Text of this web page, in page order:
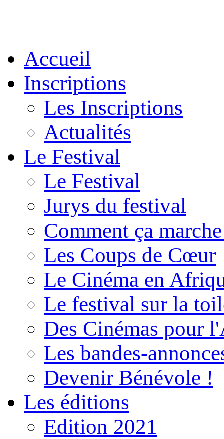
Accueil
Inscriptions
Les Inscriptions
Actualités
Le Festival
Le Festival
Jurys du festival
Comment ça
Les Coups de Cœur
Le Cinéma en
Le festival sur la
Des Cinémas pour
Les bandes-
Devenir Bénévole !
Les éditions
Edition 2021